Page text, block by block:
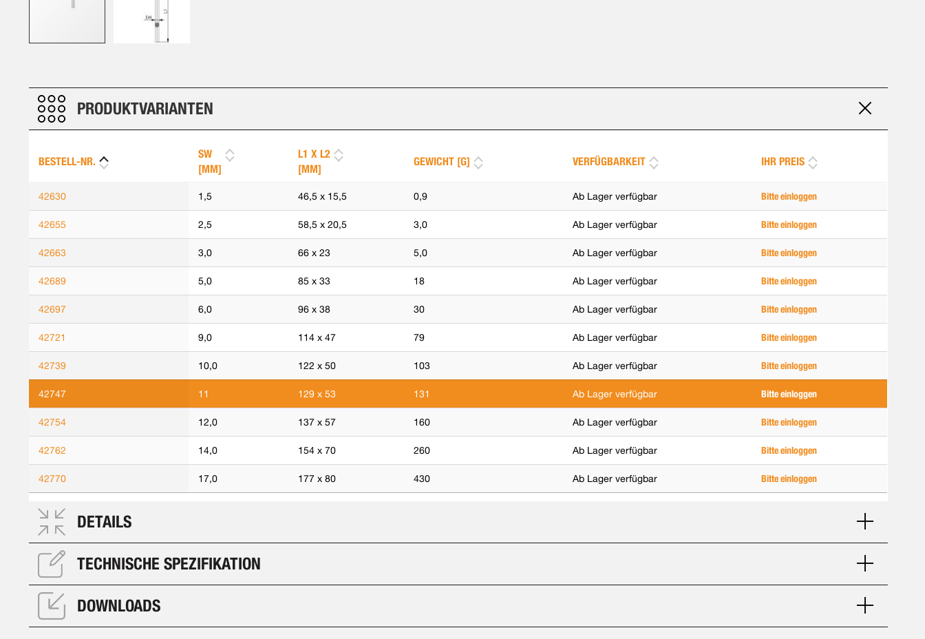
der
Bildergalerie
springen
PRODUKTVARIANTEN
BESTELL-NR.
SW
[MM]
L1 X L2
[MM]
GEWICHT [G] VERFÜGBARKEIT IHR PREIS
42630 1,5 46,5 x 15,5 0,9 Ab Lager verfügbar Bitte einloggen
42655 2,5 58,5 x 20,5 3,0 Ab Lager verfügbar Bitte einloggen
42663 3,0 66 x 23 5,0 Ab Lager verfügbar Bitte einloggen
42689 5,0 85 x 33 18 Ab Lager verfügbar Bitte einloggen
42697 6,0 96 x 38 30 Ab Lager verfügbar Bitte einloggen
42721 9,0 114 x 47 79 Ab Lager verfügbar Bitte einloggen
42739 10,0 122 x 50 103 Ab Lager verfügbar Bitte einloggen
42747 11 129 x 53 131 Ab Lager verfügbar Bitte einloggen
42754 12,0 137 x 57 160 Ab Lager verfügbar Bitte einloggen
42762 14,0 154 x 70 260 Ab Lager verfügbar Bitte einloggen
42770 17,0 177 x 80 430 Ab Lager verfügbar Bitte einloggen
DETAILS
TECHNISCHE SPEZIFIKATION
DOWNLOADS